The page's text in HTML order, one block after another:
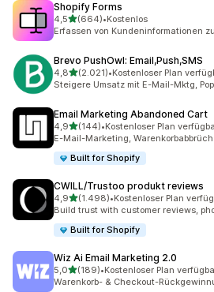
Shopify Forms
4,5von 5 Sternen
(664)
664 Rezensionen insgesamt
•Kostenlos
Erfassen von Kundeninformationen
Brevo PushOwl: Email,Push,SMS
4,8von 5 Sternen
(2.021)
2021 Rezensionen insgesamt
•Kostenloser Plan
Steigere Umsatz mit E-Mail-Mktg,
Email Marketing Abandoned Cart
4,9von 5 Sternen
(144)
144 Rezensionen insgesamt
•Kostenloser Plan
E-Mail-Marketing,
Built for Shopify
CWILL/Trustoo produkt reviews
4,9von 5 Sternen
(1.498)
1498 Rezensionen insgesamt
•Kostenloser Plan
Build trust with customer reviews,
Built for Shopify
Wiz Ai Email Marketing 2.0
5,0von 5 Sternen
(189)
189 Rezensionen insgesamt
•Kostenloser Plan
Warenkorb- & Checkout-